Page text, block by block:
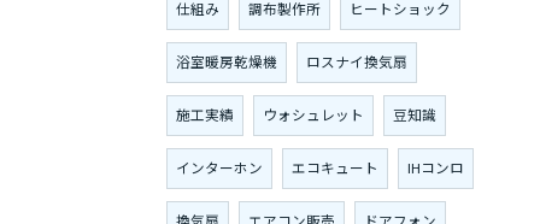
仕組み 調布製作所 ヒートショック
浴室暖房乾燥機 ロスナイ換気扇
施工実績 ウォシュレット 豆知識
インターホン エコキュート IHコンロ